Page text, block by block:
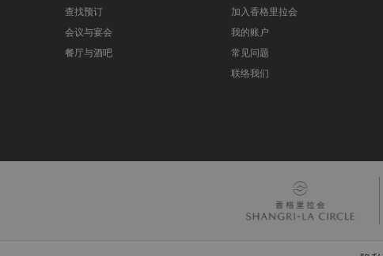
建议在预定的护理时间之前提前预约。如想讨论您的个性
疗馆。
倘若迟到，我们会争取为您进行完整的护理。然而，请注
查找预订
会议与宴会
餐厅与酒吧
加入香格里拉会
我的账户
常见问题
联络我们